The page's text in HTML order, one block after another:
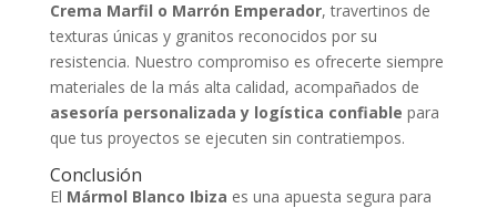
Crema Marfil o Marrón Emperador, travertinos de
texturas únicas y granitos reconocidos por su
resistencia. Nuestro compromiso es ofrecerte siempre
materiales de la más alta calidad, acompañados de
asesoría personalizada y logística confiable para
que tus proyectos se ejecuten sin contratiempos.
Conclusión
El Mármol Blanco Ibiza es una apuesta segura para